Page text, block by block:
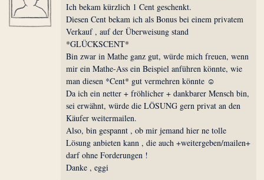
Ich bekam kürzlich 1 Cent geschenkt.
Diesen Cent bekam ich als Bonus bei einem privatem
Verkauf , auf der Überweisung stand
*GLÜCKSCENT*
Bin zwar in Mathe ganz gut, würde mich freuen, wenn
mir ein Mathe-Ass ein Beispiel anführen könnte, wie
man diesen *Cent* gut vermehren könnte ☺
Da ich ein netter + fröhlicher + dankbarer Mensch bin,
sei erwähnt, würde die LÖSUNG gern privat an den
Käufer weitermailen.
Also, bin gespannt , ob mir jemand hier ne tolle
Lösung anbieten kann , die auch +weitergeben/mailen+
darf ohne Forderungen !
Danke , eggi